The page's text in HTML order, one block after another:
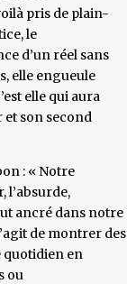
pris de plain-
le
d’un réel sans
elle engueule
elle qui aura
et son second
: « Notre
l’absurde,
ancré dans notre
de montrer des
quotidien en
ou